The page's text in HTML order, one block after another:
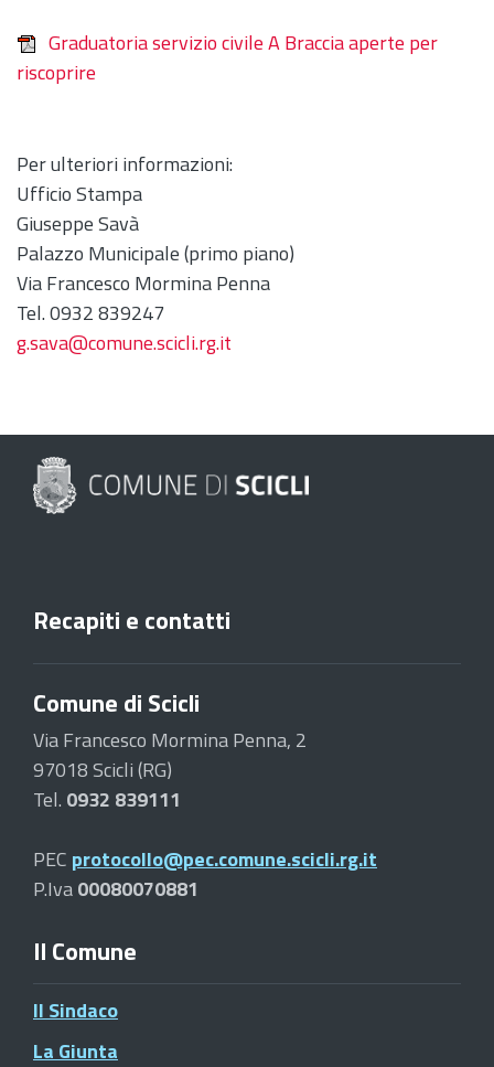
Graduatoria servizio civile A Braccia aperte per
riscoprire
Per ulteriori informazioni:
Ufficio Stampa
Giuseppe Savà
Palazzo Municipale (primo piano)
Via Francesco Mormina Penna
Tel. 0932 839247
g.sava@comune.scicli.rg.it
Recapiti e contatti
Comune di Scicli
Via Francesco Mormina Penna, 2
97018 Scicli (RG)
Tel. 0932 839111
PEC protocollo@pec.comune.scicli.rg.it
P.Iva00080070881
Il Comune
Il Sindaco
La Giunta